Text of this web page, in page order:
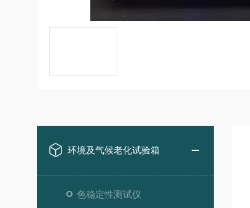
环境及气候老化试验箱
色稳定性测试仪